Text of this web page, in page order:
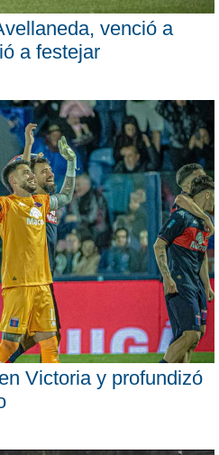
venció a
a festejar
Victoria y profundizó